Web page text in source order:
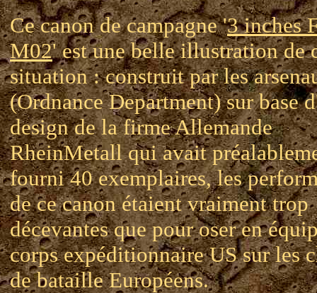
Ce canon de campagne '3 inches
M02' est une belle illustration de
situation : construit par les
(Ordnance Department) sur base
design de la firme Allemande
RheinMetall qui avait
fourni 40 exemplaires, les
de ce canon étaient vraiment trop
décevantes que pour oser en
corps expéditionnaire US sur les
de bataille Européens.